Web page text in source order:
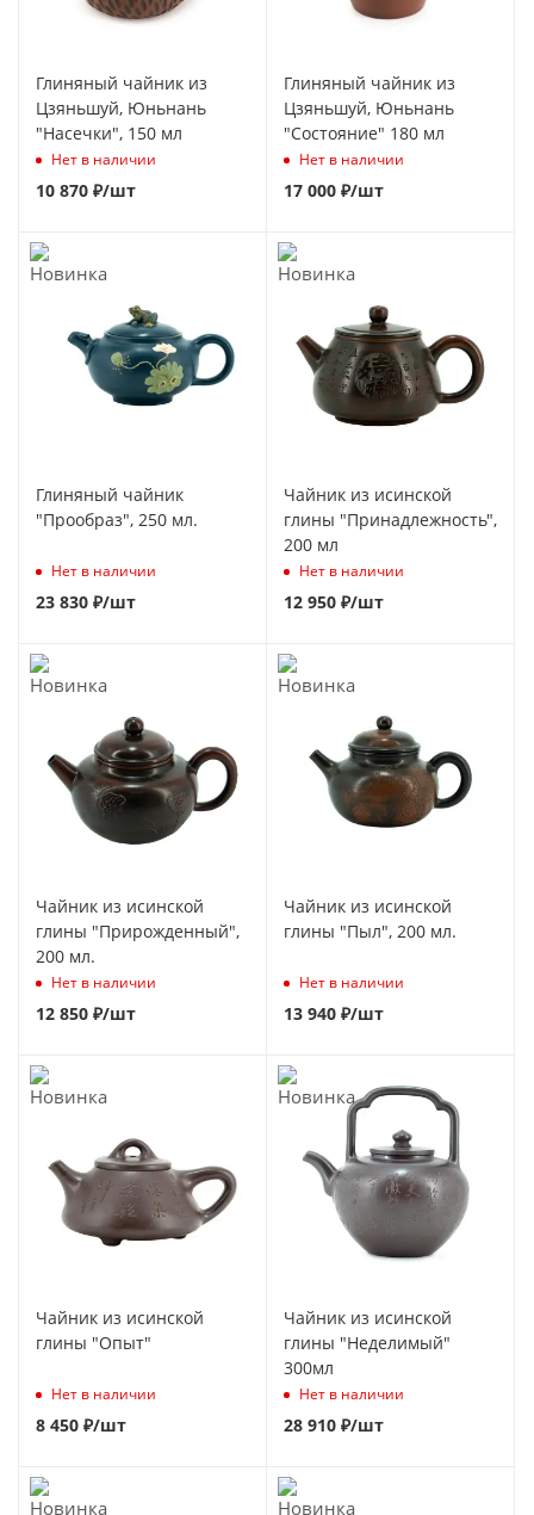
Глиняный чайник из
Цзяньшуй, Юньнань
"Насечки", 150 мл
Нет в наличии
10 870 ₽/шт
Глиняный чайник из
Цзяньшуй, Юньнань
"Состояние" 180 мл
Нет в наличии
17 000 ₽/шт
Глиняный чайник
"Прообраз", 250 мл.
Нет в наличии
23 830 ₽/шт
Чайник из исинской
глины "Принадлежность",
200 мл
Нет в наличии
12 950 ₽/шт
Чайник из исинской
глины "Прирожденный",
200 мл.
Нет в наличии
12 850 ₽/шт
Чайник из исинской
глины "Пыл", 200 мл.
Нет в наличии
13 940 ₽/шт
Чайник из исинской
глины "Опыт"
Нет в наличии
8 450 ₽/шт
Чайник из исинской
глины "Неделимый"
300мл
Нет в наличии
28 910 ₽/шт